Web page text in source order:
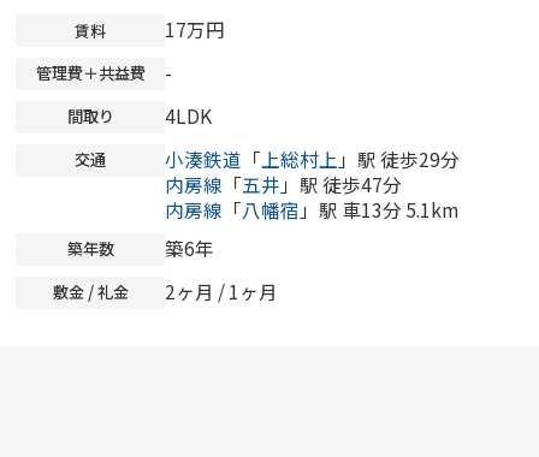
賃料 17万円
管理費＋共益費 -
間取り 4LDK
交通 小湊鉄道 「 上総村上 」駅 徒歩29分
内房線 「五井 」駅 徒歩47分
内房線 「八幡宿 」駅 車13分 5.1km
築年数 築6年
敷金 / 礼金 2ヶ月 / 1ヶ月